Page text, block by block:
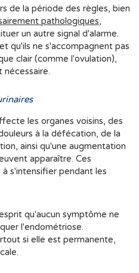
de la période des règles, bien
pathologiques,
un autre signal d'alarme.
qu'ils ne s'accompagnent pas
clair (comme l'ovulation),
nécessaire.
les organes voisins, des
à la défécation, de la
ainsi qu'une augmentation
apparaître. Ces
s'intensifier pendant les
qu'aucun symptôme ne
l'endométriose.
si elle est permanente,